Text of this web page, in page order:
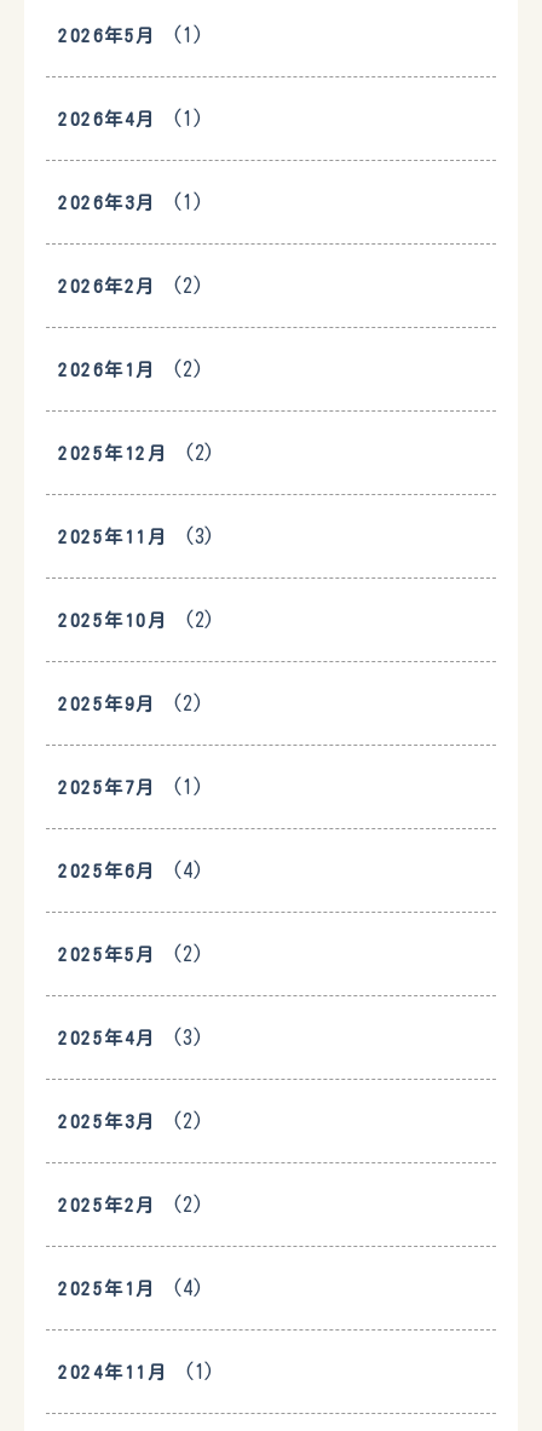
2026年5月 (1)
2026年4月 (1)
2026年3月 (1)
2026年2月 (2)
2026年1月 (2)
2025年12月 (2)
2025年11月 (3)
2025年10月 (2)
2025年9月 (2)
2025年7月 (1)
2025年6月 (4)
2025年5月 (2)
2025年4月 (3)
2025年3月 (2)
2025年2月 (2)
2025年1月 (4)
2024年11月 (1)